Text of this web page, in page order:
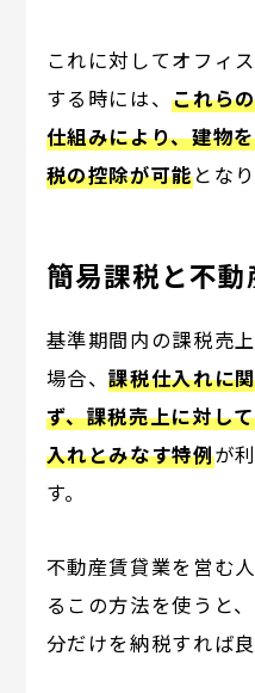
これに対してオフィ
する時には、これら
仕組みにより、建物
税の控除が可能となり
簡易課税と不
基準期間内の課税売
場合、課税仕入れに
ず、課税売上に対し
入れとみなす特例が
す。
不動産賃貸業を営む
るこの方法を使うと
分だけを納税すれば